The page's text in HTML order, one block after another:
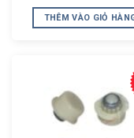
là:
tại
là:
THÊM VÀO GIỎ